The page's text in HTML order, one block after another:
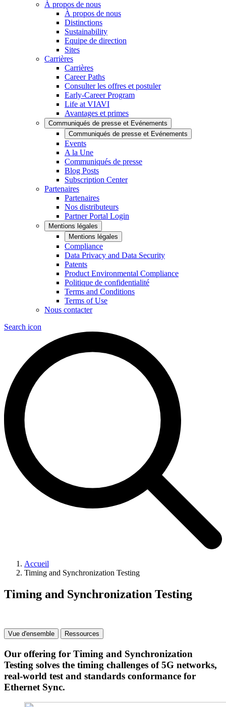
À propos de nous
À propos de nous
Distinctions
Sustainability
Equipe de direction
Sites
Carrières
Carrières
Career Paths
Consulter les offres et postuler
Early-Career Program
Life at VIAVI
Avantages et primes
Communiqués de presse et Evénements
Communiqués de presse et Evénements
Events
A la Une
Communiqués de presse
Blog Posts
Subscription Center
Partenaires
Partenaires
Nos distributeurs
Partner Portal Login
Mentions légales
Mentions légales
Compliance
Data Privacy and Data Security
Patents
Product Environmental Compliance
Politique de confidentialité
Terms and Conditions
Terms of Use
Nous contacter
Search icon
Accueil
Timing and Synchronization Testing
Timing and Synchronization Testing
Vue d'ensemble Ressources
Our offering for Timing and Synchronization
Testing solves the timing challenges of 5G networks,
real-world test and standards conformance for
Ethernet Sync.